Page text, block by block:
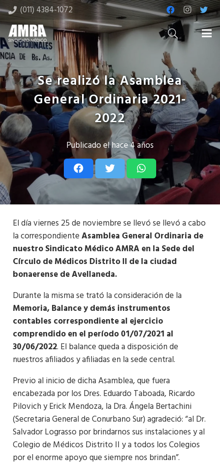
(011) 4384-1072
Se realizó la Asamblea
General Ordinaria 2021-
2022
Publicado elhace 4 años
El día viernes 25 de noviembre se llevó se llevó a cabo
la correspondienteAsamblea General Ordinaria de
nuestro Sindicato Médico AMRA en la Sede del
Círculo de Médicos Distrito II de la ciudad
bonaerense de Avellaneda.
Durante la misma se trató la consideración de la
Memoria, Balance y demás instrumentos
contables correspondiente al ejercicio
comprendido en el período 01/07/2021 al
30/06/2022. El balance queda a disposición de
nuestros afiliados y afiliadas en la sede central.
Previo al inicio de dicha Asamblea, que fuera
encabezada por los Dres. Eduardo Taboada, Ricardo
Pilovich y Erick Mendoza, la Dra. Ángela Bertachini
(Secretaria General de Conurbano Sur) agradeció: “al Dr.
Salvador Lograsso por brindarnos sus instalaciones y al
Colegio de Médicos Distrito II y a todos los Colegios
por el enorme apoyo que siempre nos brindan”.